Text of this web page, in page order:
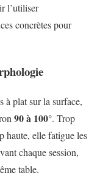
l’utiliser
concrètes pour
à plat sur la surface,
90 à 100°. Trop
haute, elle fatigue les
chaque session,
table.